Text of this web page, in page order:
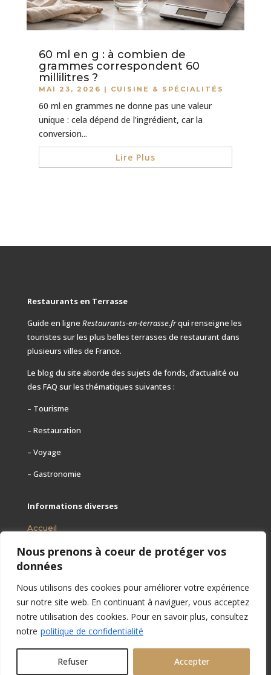
Nous prenons à coeur de protéger vos
données
Nous utilisons des cookies pour améliorer votre expérience
sur notre site web. En continuant à naviguer, vous acceptez
notre utilisation des cookies. Pour en savoir plus, consultez
notre politique de confidentialité
Refuser Accepter
60 ml en g : à combien de
grammes correspondent 60
millilitres ?
MAI 23, 2026 | CUISINE & SPÉCIALITÉS
60 ml en grammes ne donne pas une valeur
unique : cela dépend de l’ingrédient, car la
conversion...
Lire Plus
Restaurants en Terrasse
Guide en ligne Restaurants-en-terrasse.frqui renseigne les
touristes sur les plus belles terrasses de restaurant dans
plusieurs villes de France.
Le blog du site aborde des sujets de fonds, d’actualité ou
des FAQ sur les thématiques suivantes :
– Tourisme
– Restauration
– Voyage
– Gastronomie
Informations diverses
Accueil
Mentions légales
Contact
Plan
© Copyright 2022 Restaurants-en-terrasse